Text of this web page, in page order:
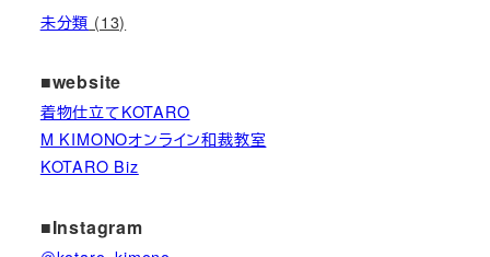
未分類 (13)
■website
着物仕立てKOTARO
M KIMONOオンライン和裁教室
KOTARO Biz
■Instagram